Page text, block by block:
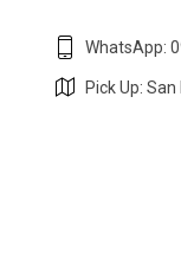
WhatsApp:
Pick Up: